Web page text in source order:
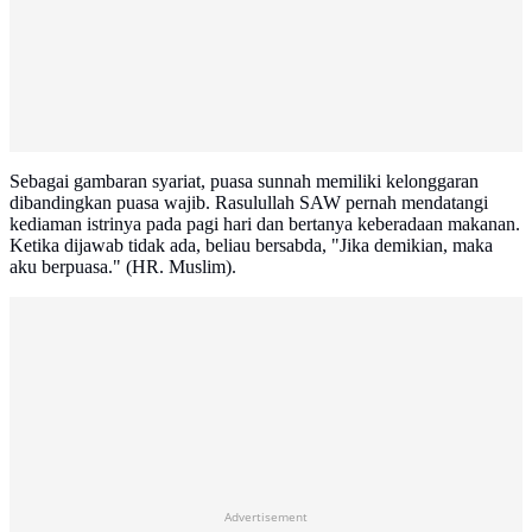
Sebagai gambaran syariat, puasa sunnah memiliki kelonggaran
dibandingkan puasa wajib. Rasulullah SAW pernah mendatangi
kediaman istrinya pada pagi hari dan bertanya keberadaan makanan.
Ketika dijawab tidak ada, beliau bersabda, "Jika demikian, maka
aku berpuasa." (HR. Muslim).
Advertisement